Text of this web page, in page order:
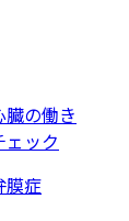
の働き
ック
膜症